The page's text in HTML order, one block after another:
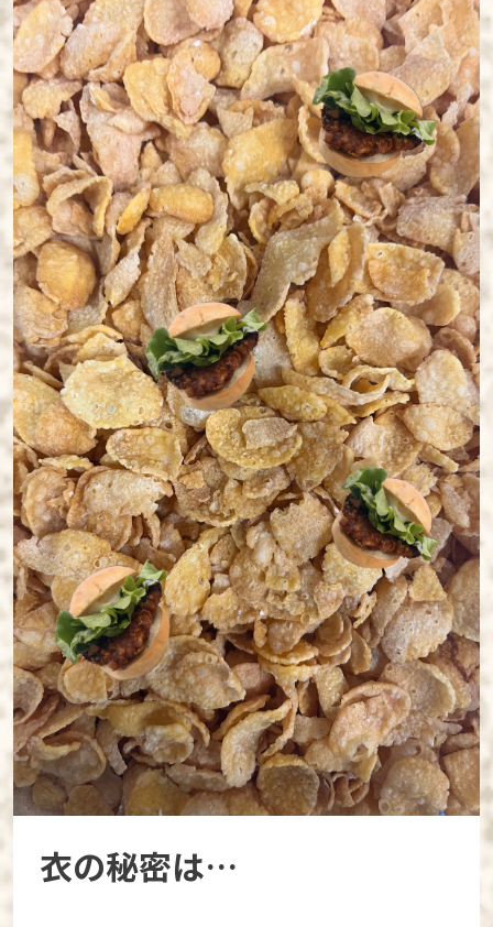
衣の秘密は…